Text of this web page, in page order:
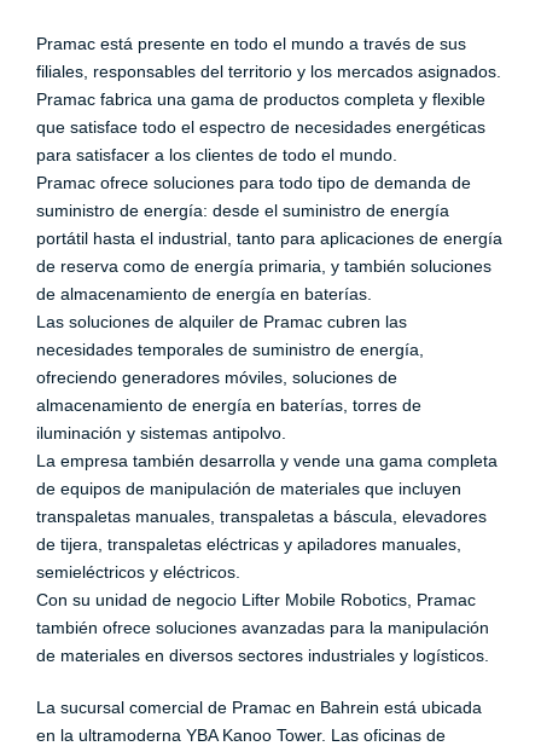
Pramac está presente en todo el mundo a través de sus
filiales, responsables del territorio y los mercados asignados.
Pramac fabrica una gama de productos completa y flexible
que satisface todo el espectro de necesidades energéticas
para satisfacer a los clientes de todo el mundo.
Pramac ofrece soluciones para todo tipo de demanda de
suministro de energía: desde el suministro de energía
portátil hasta el industrial, tanto para aplicaciones de energía
de reserva como de energía primaria, y también soluciones
de almacenamiento de energía en baterías.
Las soluciones de alquiler de Pramac cubren las
necesidades temporales de suministro de energía,
ofreciendo generadores móviles, soluciones de
almacenamiento de energía en baterías, torres de
iluminación y sistemas antipolvo.
La empresa también desarrolla y vende una gama completa
de equipos de manipulación de materiales que incluyen
transpaletas manuales, transpaletas a báscula, elevadores
de tijera, transpaletas eléctricas y apiladores manuales,
semieléctricos y eléctricos.
Con su unidad de negocio Lifter Mobile Robotics, Pramac
también ofrece soluciones avanzadas para la manipulación
de materiales en diversos sectores industriales y logísticos.
La sucursal comercial de Pramac en Bahrein está ubicada
en la ultramoderna YBA Kanoo Tower. Las oficinas de